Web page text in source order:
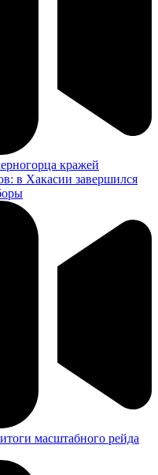
кражей
в Хакасии завершился
масштабного рейда